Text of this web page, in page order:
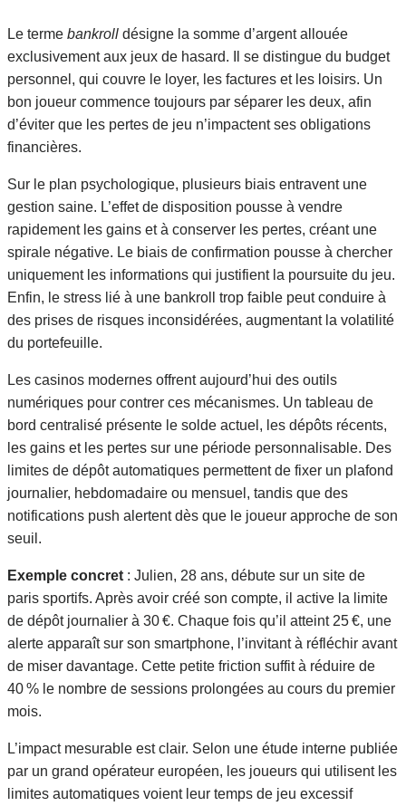
Le terme bankroll désigne la somme d’argent allouée
exclusivement aux jeux de hasard. Il se distingue du budget
personnel, qui couvre le loyer, les factures et les loisirs. Un
bon joueur commence toujours par séparer les deux, afin
d’éviter que les pertes de jeu n’impactent ses obligations
financières.
Sur le plan psychologique, plusieurs biais entravent une
gestion saine. L’effet de disposition pousse à vendre
rapidement les gains et à conserver les pertes, créant une
spirale négative. Le biais de confirmation pousse à chercher
uniquement les informations qui justifient la poursuite du jeu.
Enfin, le stress lié à une bankroll trop faible peut conduire à
des prises de risques inconsidérées, augmentant la volatilité
du portefeuille.
Les casinos modernes offrent aujourd’hui des outils
numériques pour contrer ces mécanismes. Un tableau de
bord centralisé présente le solde actuel, les dépôts récents,
les gains et les pertes sur une période personnalisable. Des
limites de dépôt automatiques permettent de fixer un plafond
journalier, hebdomadaire ou mensuel, tandis que des
notifications push alertent dès que le joueur approche de son
seuil.
Exemple concret : Julien, 28 ans, débute sur un site de
paris sportifs. Après avoir créé son compte, il active la limite
de dépôt journalier à 30 €. Chaque fois qu’il atteint 25 €, une
alerte apparaît sur son smartphone, l’invitant à réfléchir avant
de miser davantage. Cette petite friction suffit à réduire de
40 % le nombre de sessions prolongées au cours du premier
mois.
L’impact mesurable est clair. Selon une étude interne publiée
par un grand opérateur européen, les joueurs qui utilisent les
limites automatiques voient leur temps de jeu excessif